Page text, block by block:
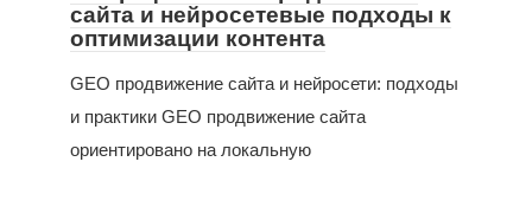
сайта и нейросетевые подходы к
оптимизации контента
GEO продвижение сайта и нейросети: подходы
и практики GEO продвижение сайта
ориентировано на локальную